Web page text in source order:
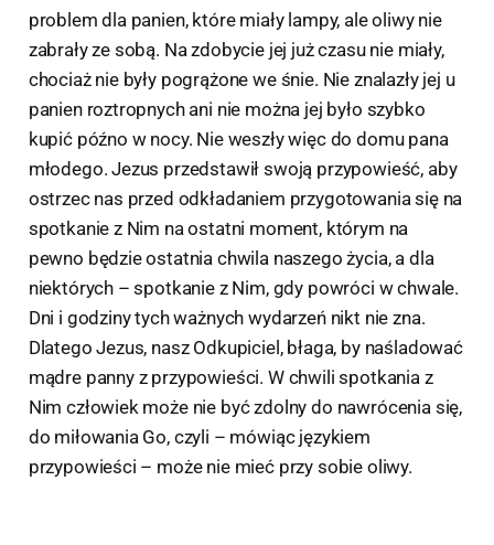
problem dla panien, które miały lampy, ale oliwy nie
zabrały ze sobą. Na zdobycie jej już czasu nie miały,
chociaż nie były pogrążone we śnie. Nie znalazły jej u
panien roztropnych ani nie można jej było szybko
kupić późno w nocy. Nie weszły więc do domu pana
młodego. Jezus przedstawił swoją przypowieść, aby
ostrzec nas przed odkładaniem przygotowania się na
spotkanie z Nim na ostatni moment, którym na
pewno będzie ostatnia chwila naszego życia, a dla
niektórych – spotkanie z Nim, gdy powróci w chwale.
Dni i godziny tych ważnych wydarzeń nikt nie zna.
Dlatego Jezus, nasz Odkupiciel, błaga, by naśladować
mądre panny z przypowieści. W chwili spotkania z
Nim człowiek może nie być zdolny do nawrócenia się,
do miłowania Go, czyli – mówiąc językiem
przypowieści – może nie mieć przy sobie oliwy.